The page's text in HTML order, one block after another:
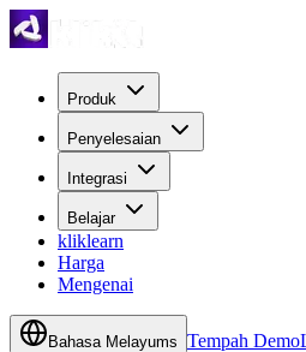
Produk
Penyelesaian
Integrasi
Belajar
kliklearn
Harga
Mengenai
Bahasa Melayums Tempah Demo